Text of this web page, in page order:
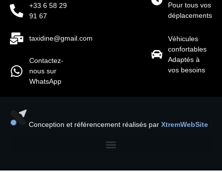
+33 6 58 29
91 67
taxidine@gmail.com
Contactez-
nous sur
WhatsApp
Pour tous vos
déplacements
Véhicules
confortables
Adaptés à
vos besoins
Conception et référencement réalisés par XtremWebSite